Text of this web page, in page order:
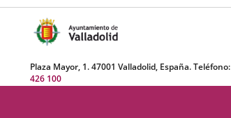
Plaza Mayor, 1. 47001 Valladolid, España. Teléfono:
426 100